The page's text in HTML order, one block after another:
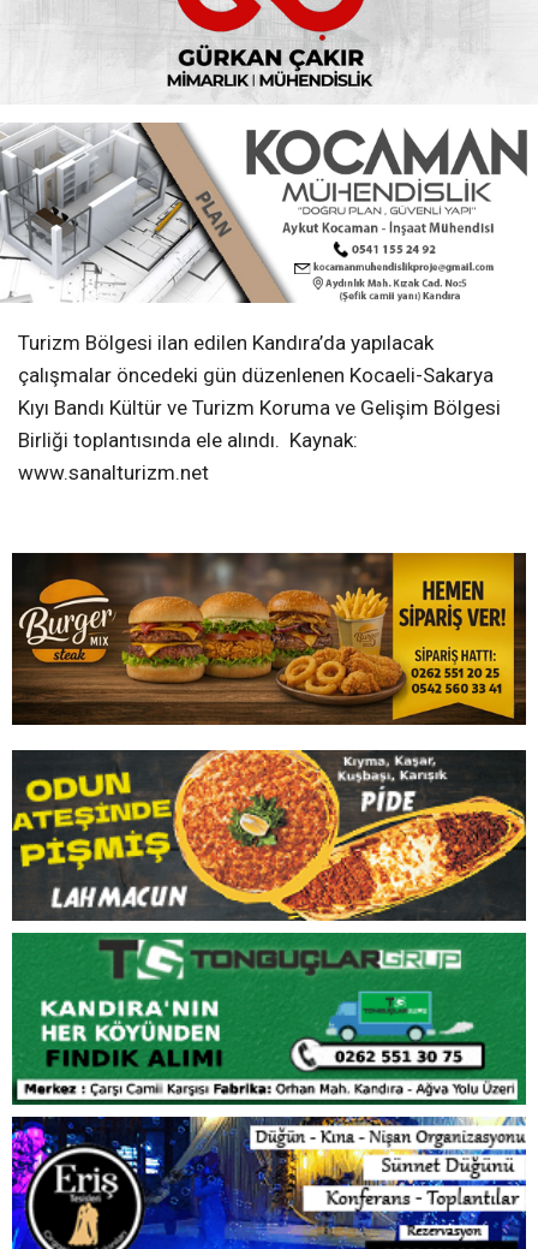
çalışmalar öncedeki gün düzenlenen Kocaeli-Sakarya
Kıyı Bandı Kültür ve Turizm Koruma ve Gelişim Bölgesi
Birliği toplantısında ele alındı. Kaynak:
İLGİNİZİÇEKEBİLİR
8 Ağustos Cumartesi Kandıra’da Elektrik Kesintisi!
10 Mahallede 8 Saat Elektrik Olmayacak